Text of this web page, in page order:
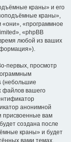
краны» и его
краны»,
«они», «программное
«phpBB
любой из ваших
первых, просмотр
(небольшие
файлов вашего
анонимной
присвоенные вам
создана после
краны» и будет
вами темах,